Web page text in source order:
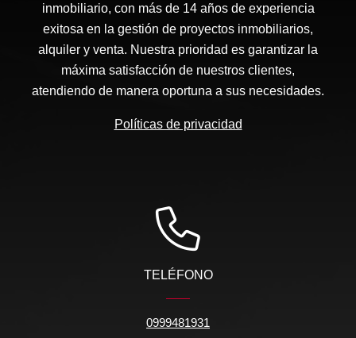
inmobiliario, con más de 14 años de experiencia
exitosa en la gestión de proyectos inmobiliarios,
alquiler y venta. Nuestra prioridad es garantizar la
máxima satisfacción de nuestros clientes,
atendiendo de manera oportuna a sus necesidades.
Políticas de privacidad
TELÉFONO
0999481931